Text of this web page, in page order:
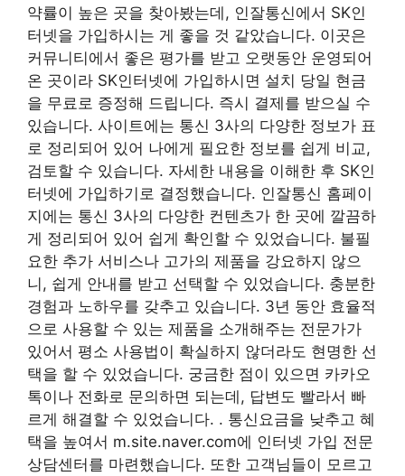
약률이 높은 곳을 찾아봤는데, 인잘통신에서 SK인
터넷을 가입하시는 게 좋을 것 같았습니다. 이곳은
커뮤니티에서 좋은 평가를 받고 오랫동안 운영되어
온 곳이라 SK인터넷에 가입하시면 설치 당일 현금
을 무료로 증정해 드립니다. 즉시 결제를 받으실 수
있습니다. 사이트에는 통신 3사의 다양한 정보가 표
로 정리되어 있어 나에게 필요한 정보를 쉽게 비교,
검토할 수 있습니다. 자세한 내용을 이해한 후 SK인
터넷에 가입하기로 결정했습니다. 인잘통신 홈페이
지에는 통신 3사의 다양한 컨텐츠가 한 곳에 깔끔하
게 정리되어 있어 쉽게 확인할 수 있었습니다. 불필
요한 추가 서비스나 고가의 제품을 강요하지 않으
니, 쉽게 안내를 받고 선택할 수 있었습니다. 충분한
경험과 노하우를 갖추고 있습니다. 3년 동안 효율적
으로 사용할 수 있는 제품을 소개해주는 전문가가
있어서 평소 사용법이 확실하지 않더라도 현명한 선
택을 할 수 있었습니다. 궁금한 점이 있으면 카카오
톡이나 전화로 문의하면 되는데, 답변도 빨라서 빠
르게 해결할 수 있었습니다. . 통신요금을 낮추고 혜
택을 높여서 m.site.naver.com에 인터넷 가입 전문
상담센터를 마련했습니다. 또한 고객님들이 모르고